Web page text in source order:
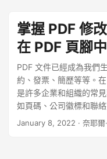
掌握 PDF 修
在 PDF 頁腳
PDF 文件已經成為我們
約、發票、簡歷等等。
是許多企業和組織的常
如頁碼、公司徽標和聯
文章中，我們將討論如
January 8, 2022 · 奈耶